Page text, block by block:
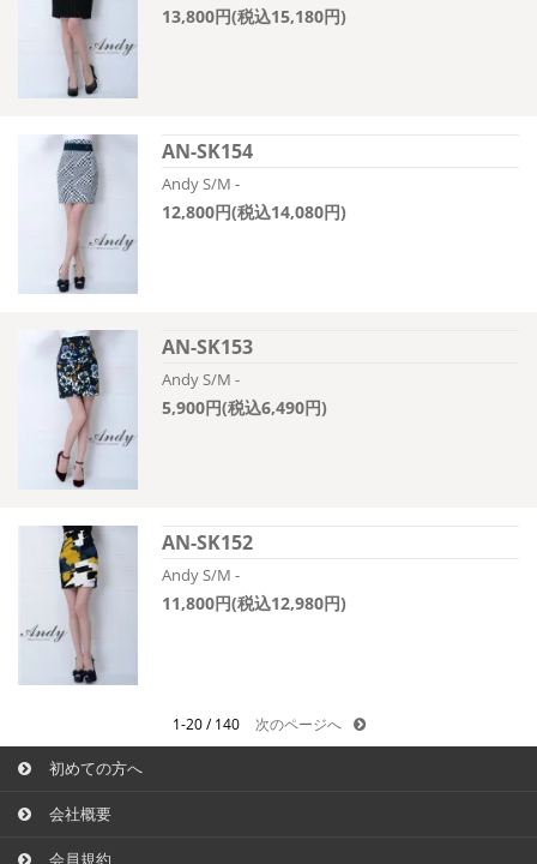
13,800円(税込15,180円)
AN-SK154
Andy S/M -
12,800円(税込14,080円)
AN-SK153
Andy S/M -
5,900円(税込6,490円)
AN-SK152
Andy S/M -
11,800円(税込12,980円)
1-20 / 140 次のページへ
初めての方へ
会社概要
会員規約